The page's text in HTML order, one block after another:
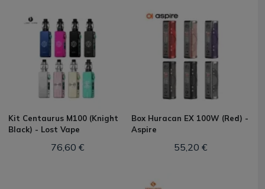
Kit Centaurus M100 (Knight
Black) - Lost Vape
76,60 €
Box Huracan EX 100W (Red) -
Aspire
55,20 €